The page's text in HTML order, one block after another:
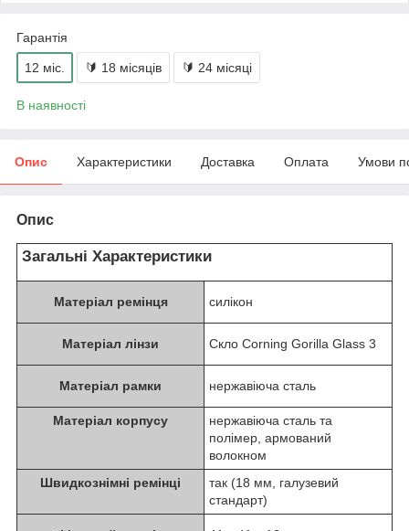
Гарантія
12 міс. 🔰 18 місяців 🔰 24 місяці
В наявності
Опис Характеристики Доставка Оплата Умови
Опис
Загальні Характеристики
Матеріал ремінця силікон
Матеріал лінзи Скло Corning Gorilla Glass 3
Матеріал рамки нержавіюча сталь
Матеріал корпусу
нержавіюча сталь та
полімер, армований
волокном
Швидкознімні ремінці
так (18 мм, галузевий
стандарт)